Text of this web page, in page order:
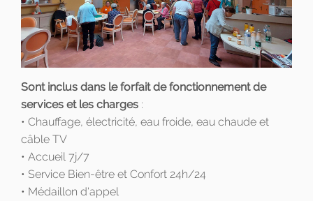
Sont inclus dans le forfait de fonctionnement de
services et les charges :
• Chauffage, électricité, eau froide, eau chaude et
câble TV
• Accueil 7j/7
• Service Bien-être et Confort 24h/24
• Médaillon d'appel